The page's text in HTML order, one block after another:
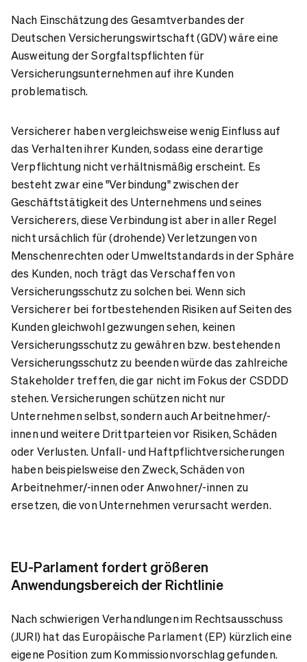
Nach Einschätzung des Gesamtverbandes der
Deutschen Versicherungswirtschaft (GDV) wäre eine
Ausweitung der Sorgfaltspflichten für
Versicherungsunternehmen auf ihre Kunden
problematisch.
Versicherer haben vergleichsweise wenig Einfluss auf
das Verhalten ihrer Kunden, sodass eine derartige
Verpflichtung nicht verhältnismäßig erscheint. Es
besteht zwar eine "Verbindung" zwischen der
Geschäftstätigkeit des Unternehmens und seines
Versicherers, diese Verbindung ist aber in aller Regel
nicht ursächlich für (drohende) Verletzungen von
Menschenrechten oder Umweltstandards in der Sphäre
des Kunden, noch trägt das Verschaffen von
Versicherungsschutz zu solchen bei. Wenn sich
Versicherer bei fortbestehenden Risiken auf Seiten des
Kunden gleichwohl gezwungen sehen, keinen
Versicherungsschutz zu gewähren bzw. bestehenden
Versicherungsschutz zu beenden würde das zahlreiche
Stakeholder treffen, die gar nicht im Fokus der CSDDD
stehen. Versicherungen schützen nicht nur
Unternehmen selbst, sondern auch Arbeitnehmer/-
innen und weitere Drittparteien vor Risiken, Schäden
oder Verlusten. Unfall- und Haftpflichtversicherungen
haben beispielsweise den Zweck, Schäden von
Arbeitnehmer/-innen oder Anwohner/-innen zu
ersetzen, die von Unternehmen verursacht werden.
EU-Parlament fordert größeren
Anwendungsbereich der Richtlinie
Nach schwierigen Verhandlungen im Rechtsausschuss
(JURI) hat das Europäische Parlament (EP) kürzlich eine
eigene Position zum Kommissionvorschlag gefunden.